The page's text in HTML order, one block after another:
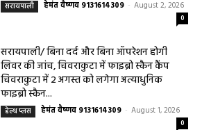
सरायपाली हेमंत वैष्णव 9131614309 - August 2, 2026
0
सरायपाली/ बिना दर्द और बिना ऑपरेशन होगी
लिवर की जांच, चिवराकुटा में फाइब्रो स्कैन कैंप
चिवराकुटा में 2 अगस्त को लगेगा अत्याधुनिक
फाइब्रो स्कैन...
हेल्थ प्लस हेमंत वैष्णव 9131614309 - August 1, 2026
0